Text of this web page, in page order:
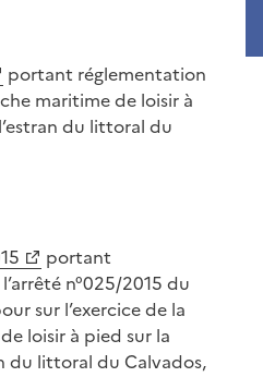
portant réglementation
maritime de loisir à
du littoral du
portant
n°025/2015 du
sur l’exercice de la
loisir à pied sur la
du littoral du Calvados,